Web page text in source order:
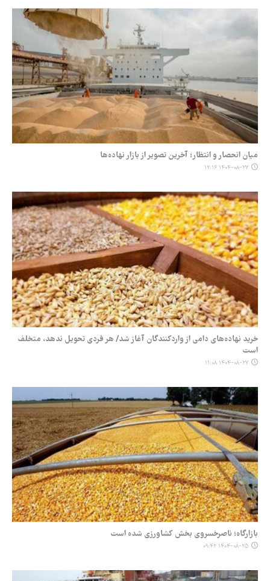
میان انحصار و انتظار؛ آخرین تصویر از بازار نهاده‌ها
۱۴۰۴-۰۸-۲۷ ۱۲:۱۶
خرید نهاده‌های دامی از واردکنندگان آغاز شد/ هر فردی تحویل ندهد، متخلف
است
۱۴۰۴-۰۸-۲۷ ۱۱:۰۸
بازارگاه؛ ناصرخسروی بخش کشاورزی شده است
۱۴۰۴-۰۸-۲۵ ۰۹:۴۲